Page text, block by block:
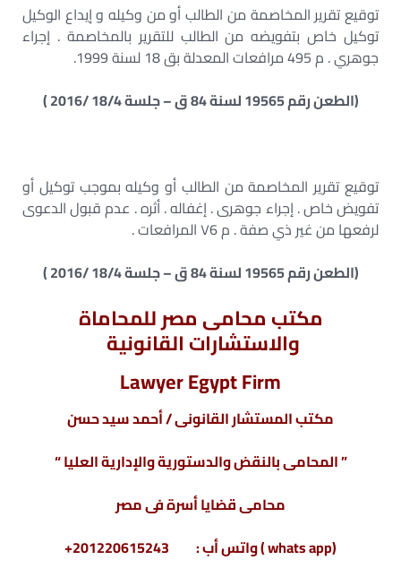
توقيع تقرير المخاصمة من الطالب أو من وكيله و إيداع الوكيل
توكيل خاص بتفويضه من الطالب للتقرير بالمخاصمة . إجراء
جوهري . م 495 مرافعات المعدلة بق 18 لسنة 1999.
(الطعن رقم 19565 لسنة 84 ق – جلسة 18/4 /2016 )
توقيع تقرير المخاصمة من الطالب أو وكيله بموجب توكيل أو
تفويض خاص . إجراء جوهرى . إغفاله . أثره . عدم قبول الدعوى
لرفعها من غير ذي صفة . م ٧6 المرافعات .
(الطعن رقم 19565 لسنة 84 ق – جلسة 18/4 /2016 )
مكتب محامى مصر للمحاماة
والاستشارات القانونية
Lawyer Egypt Firm
مكتب المستشار القانونى / أحمد سيد حسن
” المحامى بالنقض والدستورية والإدارية العليا “
محامى قضايا أسرة فى مصر
(whats app ) واتس أب : 201220615243+